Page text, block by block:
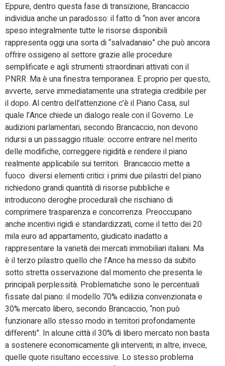
Eppure, dentro questa fase di transizione, Brancaccio
individua anche un paradosso: il fatto di “non aver ancora
speso integralmente tutte le risorse disponibili
rappresenta oggi una sorta di “salvadanaio” che può ancora
offrire ossigeno al settore grazie alle procedure
semplificate e agli strumenti straordinari attivati con il
PNRR. Ma è una finestra temporanea. E proprio per questo,
avverte, serve immediatamente una strategia credibile per
il dopo. Al centro dell’attenzione c’è il Piano Casa, sul
quale l’Ance chiede un dialogo reale con il Governo. Le
audizioni parlamentari, secondo Brancaccio, non devono
ridursi a un passaggio rituale: occorre entrare nel merito
delle modifiche, correggere rigidità e rendere il piano
realmente applicabile sui territori. Brancaccio mette a
fuoco diversi elementi critici: i primi due pilastri del piano
richiedono grandi quantità di risorse pubbliche e
introducono deroghe procedurali che rischiano di
comprimere trasparenza e concorrenza. Preoccupano
anche incentivi rigidi e standardizzati, come il tetto dei 20
mila euro ad appartamento, giudicato inadatto a
rappresentare la varietà dei mercati immobiliari italiani. Ma
è il terzo pilastro quello che l’Ance ha messo da subito
sotto stretta osservazione dal momento che presenta le
principali perplessità. Problematiche sono le percentuali
fissate dal piano: il modello 70% edilizia convenzionata e
30% mercato libero, secondo Brancaccio, “non può
funzionare allo stesso modo in territori profondamente
differenti”. In alcune città il 30% di libero mercato non basta
a sostenere economicamente gli interventi; in altre, invece,
quelle quote risultano eccessive. Lo stesso problema